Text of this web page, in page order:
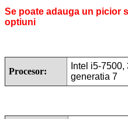
Se poate adauga un picior
optiuni
Procesor:
Intel i5-
generatia 7